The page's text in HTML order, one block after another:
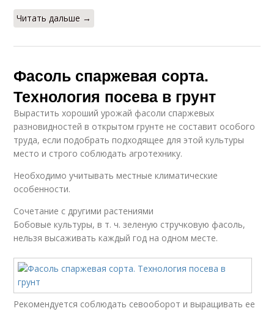
Читать дальше →
Фасоль спаржевая сорта.
Технология посева в грунт
Вырастить хороший урожай фасоли спаржевых
разновидностей в открытом грунте не составит особого
труда, если подобрать подходящее для этой культуры
место и строго соблюдать агротехнику.
Необходимо учитывать местные климатические
особенности.
Сочетание с другими растениями
Бобовые культуры, в т. ч. зеленую стручковую фасоль,
нельзя высаживать каждый год на одном месте.
Рекомендуется соблюдать севооборот и выращивать ее